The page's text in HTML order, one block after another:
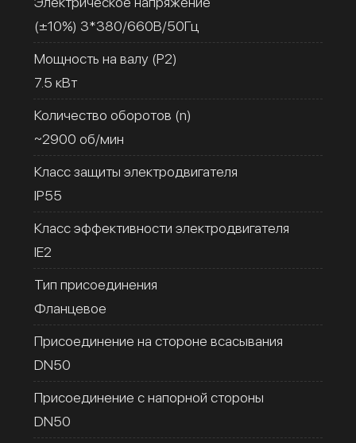
(±10%) 3*380/660В/50Гц
Мощность на валу (Р2)
7.5 кВт
Количество оборотов (n)
~2900 об/мин
Класс защиты электродвигателя
IP55
Класс эффективности электродвигателя
IE2
Тип присоединения
Фланцевое
Присоединение на стороне всасывания
DN50
Присоединение с напорной стороны
DN50